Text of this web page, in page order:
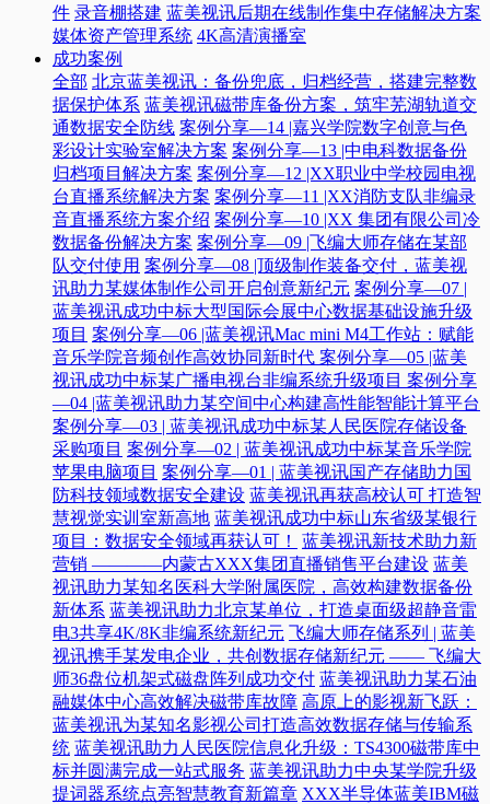
件 录音棚搭建 蓝美视讯后期在线制作集中存储解决方案
媒体资产管理系统 4K高清演播室
成功案例
全部 北京蓝美视讯：备份兜底，归档经营，搭建完整数
据保护体系 蓝美视讯磁带库备份方案，筑牢芜湖轨道交
通数据安全防线 案例分享—14 |嘉兴学院数字创意与色
彩设计实验室解决方案 案例分享—13 |中电科数据备份
归档项目解决方案 案例分享—12 |XX职业中学校园电视
台直播系统解决方案 案例分享—11 |XX消防支队非编录
音直播系统方案介绍 案例分享—10 |XX 集团有限公司冷
数据备份解决方案 案例分享—09 |飞编大师存储在某部
队交付使用 案例分享—08 |顶级制作装备交付，蓝美视
讯助力某媒体制作公司开启创意新纪元 案例分享—07 |
蓝美视讯成功中标大型国际会展中心数据基础设施升级
项目 案例分享—06 |蓝美视讯Mac mini M4工作站：赋能
音乐学院音频创作高效协同新时代​ 案例分享—05 |蓝美
视讯成功中标某广播电视台非编系统升级项目​ 案例分享
—04 |蓝美视讯助力某空间中心构建高性能智能计算平台​
案例分享—03 | 蓝美视讯成功中标某人民医院存储设备
采购项目 案例分享—02 | 蓝美视讯成功中标某音乐学院
苹果电脑项目 案例分享—01 | 蓝美视讯国产存储助力国
防科技领域数据安全建设 蓝美视讯再获高校认可 打造智
慧视觉实训室新高地 蓝美视讯成功中标山东省级某银行
项目：数据安全领域再获认可！
蓝美视讯新技术助力新
营销 ————内蒙古XXX集团直播销售平台建设 蓝美
视讯助力某知名医科大学附属医院，高效构建数据备份
新体系 蓝美视讯助力北京某单位，打造桌面级超静音雷
电3共享4K/8K非编系统新纪元 飞编大师存储系列 | 蓝美
视讯携手某发电企业，共创数据存储新纪元 —— 飞编大
师36盘位机架式磁盘阵列成功交付 蓝美视讯助力某石油
融媒体中心高效解决磁带库故障 高原上的影视新飞跃：
蓝美视讯为某知名影视公司打造高效数据存储与传输系
统 蓝美视讯助力人民医院信息化升级：TS4300磁带库中
标并圆满完成一站式服务 蓝美视讯助力中央某学院升级
提词器系统点亮智慧教育新篇章 XXX半导体蓝美IBM磁